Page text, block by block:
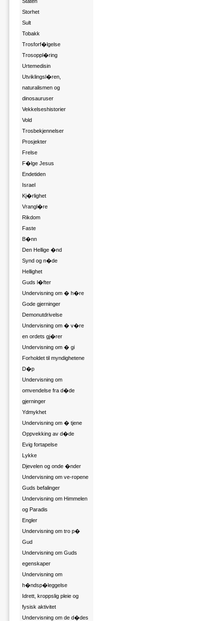
Storhet
Sult
Tobakk
Trosforf�lgelse
Trosoppl�ring
Urtemedisin
Utviklingsl�ren,
naturalismen og
dinosauruser
Vekkelseshistorier
Vold
Trosbekjennelser
Prosjekter
Frelse
F�lge Jesus
Endetiden
Israel
Kj�rlighet
Vrangl�re
Rikdom
Faste
B�nn
Den Hellige �nd
Synd og n�de
Hellighet
Guds l�fter
Undervisning om � h�re
Gode gjerninger
Demonutdrivelse
Undervisning om � v�re
en ordets gj�rer
Undervisning om � gi
Forholdet til myndighetene
D�p
Undervisning om
omvendelse fra d�de
gjerninger
Ydmykhet
Undervisning om � tjene
Oppvekking av d�de
Evig fortapelse
Lykke
Djevelen og onde �nder
Undervisning om ve-ropene
Guds befalinger
Undervisning om Himmelen
og Paradis
Engler
Undervisning om tro p�
Gud
Undervisning om Guds
egenskaper
Undervisning om
h�ndsp�leggelse
Idrett, kroppslig pleie og
fysisk aktivitet
Undervisning om de d�des